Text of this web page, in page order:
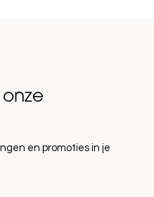
en promoties in je